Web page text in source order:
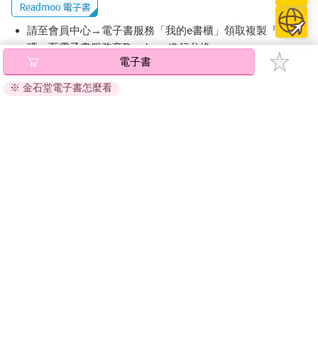
請至會員中心→電子書服務「我的e書櫃」領取複製『兌換
碼』至電子書服務商Readmoo進行兌換。
退換貨須知：
因版權保護，您在金石堂所購買的電子書僅能以金石堂專屬
電子書
※ 金石堂電子書怎麼看